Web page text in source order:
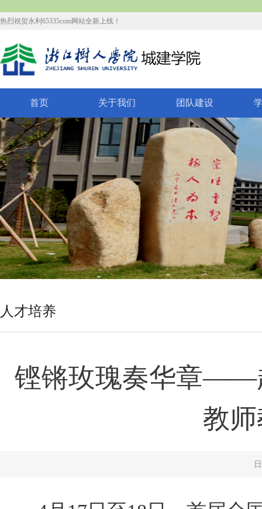
热烈祝贺永利65335com网站全新上线！
首页 关于我们 团队建设
人才培养
铿锵玫瑰奏华章——
教